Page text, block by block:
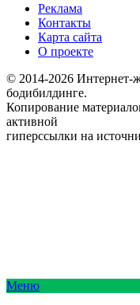
Реклама
Контакты
Карта сайта
О проекте
© 2014-2026 Интернет-
бодибилдинге.
Копирование
активной
гиперссылки на
Меню